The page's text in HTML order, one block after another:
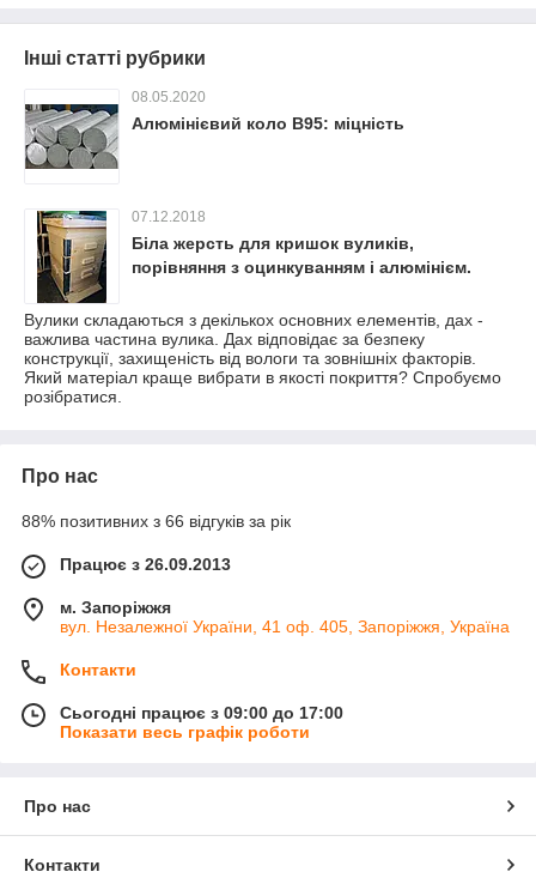
Інші статті рубрики
08.05.2020
Алюмінієвий коло В95: міцність
07.12.2018
Біла жерсть для кришок вуликів,
порівняння з оцинкуванням і алюмінієм.
Вулики складаються з декількох основних елементів, дах -
важлива частина вулика. Дах відповідає за безпеку
конструкції, захищеність від вологи та зовнішніх факторів.
Який матеріал краще вибрати в якості покриття? Спробуємо
розібратися.
Про нас
88% позитивних з 66 відгуків за рік
Працює з 26.09.2013
м. Запоріжжя
вул. Незалежної України, 41 оф. 405, Запоріжжя, Україна
Контакти
Сьогодні працює з 09:00 до 17:00
Показати весь графік роботи
Про нас
Контакти